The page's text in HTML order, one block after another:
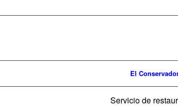
El
Servicio de